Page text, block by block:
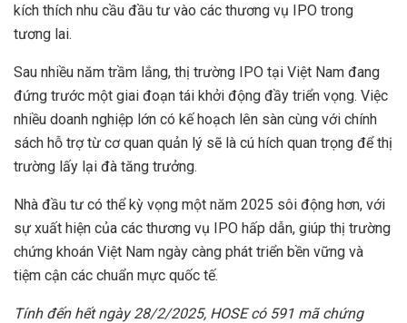
kích thích nhu cầu đầu tư vào các thương vụ IPO trong
tương lai.
Sau nhiều năm trầm lắng, thị trường IPO tại Việt Nam đang
đứng trước một giai đoạn tái khởi động đầy triển vọng. Việc
nhiều doanh nghiệp lớn có kế hoạch lên sàn cùng với chính
sách hỗ trợ từ cơ quan quản lý sẽ là cú hích quan trọng để thị
trường lấy lại đà tăng trưởng.
Nhà đầu tư có thể kỳ vọng một năm 2025 sôi động hơn, với
sự xuất hiện của các thương vụ IPO hấp dẫn, giúp thị trường
chứng khoán Việt Nam ngày càng phát triển bền vững và
tiệm cận các chuẩn mực quốc tế.
Tính đến hết ngày 28/2/2025, HOSE có 591 mã chứng